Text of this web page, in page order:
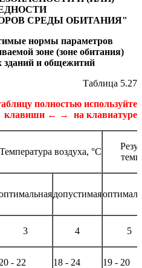
СРЕДЫ ОБИТАНИЯ"
нормы параметров
зоне (зоне обитания)
и общежитий
Таблица 5.27
полностью используйте
клавиши ← → на клавиатуре
Температура воздуха, °C
допустимая
3 4 5
20 - 22 18 - 24 19 - 20